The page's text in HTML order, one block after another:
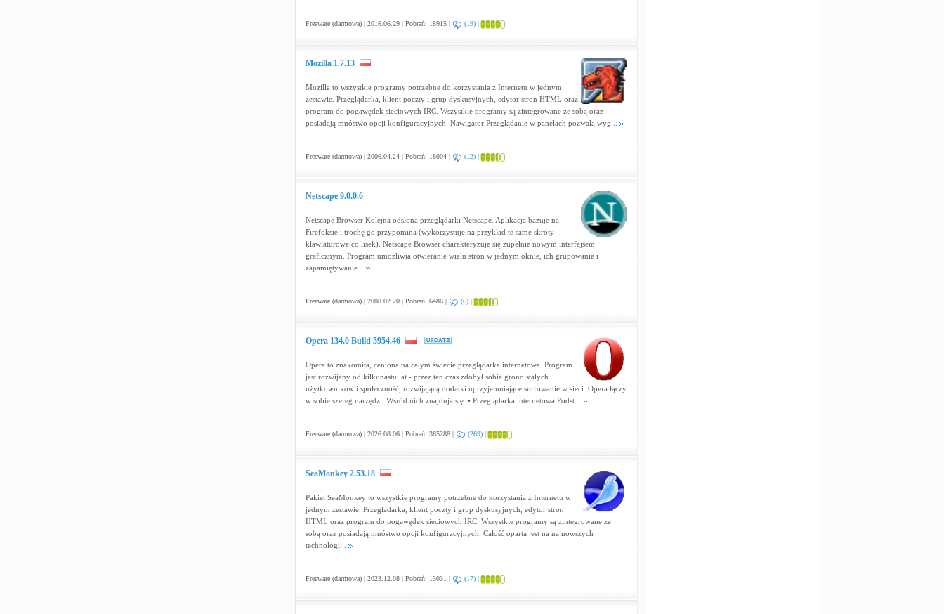
Freeware (darmowa) | 2016.06.29 | Pobrań: 18915 | (19)|
Mozilla 1.7.13
Mozilla to wszystkie programy potrzebne do korzystania z Internetu w jednym
zestawie. Przeglądarka, klient poczty i grup dyskusyjnych, edytor stron HTML oraz
program do pogawędek sieciowych IRC. Wszystkie programy są zintegrowane ze sobą oraz
posiadają mnóstwo opcji konfiguracyjnych. Nawigator Przeglądanie w panelach pozwala wyg...
Freeware (darmowa) | 2006.04.24 | Pobrań: 18004 | (12)|
Netscape 9.0.0.6
Netscape Browser Kolejna odsłona przeglądarki Netscape. Aplikacja bazuje na
Firefoksie i trochę go przypomina (wykorzystuje na przykład te same skróty
klawiaturowe co lisek). Netscape Browser charakteryzuje się zupełnie nowym interfejsem
graficznym. Program umożliwia otwieranie wielu stron w jednym oknie, ich grupowanie i
zapamiętywanie...
Freeware (darmowa) | 2008.02.20 | Pobrań: 6486 | (6)|
Opera 134.0 Build 5954.46
Opera to znakomita, ceniona na całym świecie przeglądarka internetowa. Program
jest rozwijany od kilkunastu lat - przez ten czas zdobył sobie grono stałych
użytkowników i społeczność, rozwijającą dodatki uprzyjemniające surfowanie w sieci. Opera łączy
w sobie szereg narzędzi. Wśród nich znajdują się: • Przeglądarka internetowa Podst...
Freeware (darmowa) | 2026.08.06 | Pobrań: 365288 | (269)|
SeaMonkey 2.53.18
Pakiet SeaMonkey to wszystkie programy potrzebne do korzystania z Internetu w
jednym zestawie. Przeglądarka, klient poczty i grup dyskusyjnych, edytor stron
HTML oraz program do pogawędek sieciowych IRC. Wszystkie programy są zintegrowane ze
sobą oraz posiadają mnóstwo opcji konfiguracyjnych. Całość oparta jest na najnowszych
technologi...
Freeware (darmowa) | 2023.12.08 | Pobrań: 13031 | (17)|